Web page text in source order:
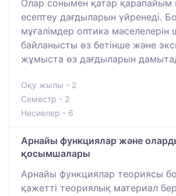
Олар сонымен қатар қарапайым
есептеу дағдыларын үйренеді.
мұғалімдер оптика мәселелерін
байланысты өз бетінше және
жұмыста өз дағдыларын
Оқу жылы - 2
Семестр - 2
Несиелер - 6
Арнайы функциялар және
қосымшалары
Арнайы функциялар теориясы
қажетті теориялық материал